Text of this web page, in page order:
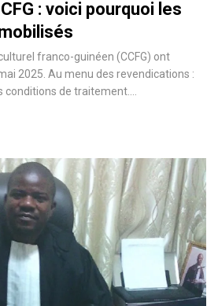
: voici pourquoi les
franco-guinéen (CCFG) ont
2025. Au menu des revendications :
de traitement.…